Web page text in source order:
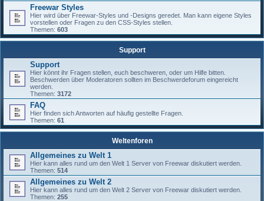
Freewar Styles
Hier wird über Freewar-Styles und -Designs geredet. Man kann eigene Styles
vorstellen oder Fragen zu den CSS-Styles stellen.
Themen: 603
Support
Support
Hier könnt ihr Fragen stellen, euch beschweren, oder um Hilfe bitten.
Beschwerden über Moderatoren sollten im Beschwerdeforum eingereicht
werden.
Themen: 3172
FAQ
Hier finden sich Antworten auf häufig gestellte Fragen.
Themen: 61
Weltenforen
Allgemeines zu Welt 1
Hier kann alles rund um den Welt 1 Server von Freewar diskutiert werden.
Themen: 514
Allgemeines zu Welt 2
Hier kann alles rund um den Welt 2 Server von Freewar diskutiert werden.
Themen: 255